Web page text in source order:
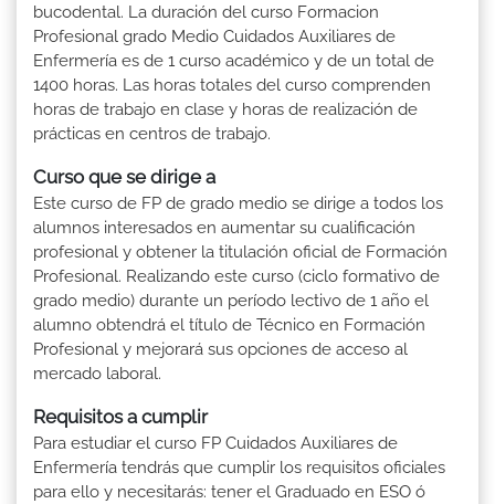
bucodental. La duración del curso Formacion
Profesional grado Medio Cuidados Auxiliares de
Enfermería es de 1 curso académico y de un total de
1400 horas. Las horas totales del curso comprenden
horas de trabajo en clase y horas de realización de
prácticas en centros de trabajo.
Curso que se dirige a
Este curso de FP de grado medio se dirige a todos los
alumnos interesados en aumentar su cualificación
profesional y obtener la titulación oficial de Formación
Profesional. Realizando este curso (ciclo formativo de
grado medio) durante un período lectivo de 1 año el
alumno obtendrá el título de Técnico en Formación
Profesional y mejorará sus opciones de acceso al
mercado laboral.
Requisitos a cumplir
Para estudiar el curso FP Cuidados Auxiliares de
Enfermería tendrás que cumplir los requisitos oficiales
para ello y necesitarás: tener el Graduado en ESO ó